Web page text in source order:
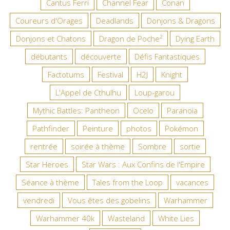
Cantus Ferri Channel Fear
Conan
Coureurs d'Orages
Deadlands
Donjons & Dragons
Donjons et Chatons
Dragon de Poche²
Dying Earth
débutants
découverte
Défis Fantastiques
Factotums
Festival H2J
Knight
L'Appel de Cthulhu
Loup-garou
Mythic Battles: Pantheon
Ocelo
Paranoïa
Pathfinder
Peinture photos
Pokémon
rentrée
soirée à thème Sombre
sortie
Star Heroes
Star Wars : Aux Confins de l'Empire
Séance à thème
Tales from the Loop
vacances
vendredi
Vous êtes des gobelins
Warhammer
Warhammer 40k
Wasteland White Lies